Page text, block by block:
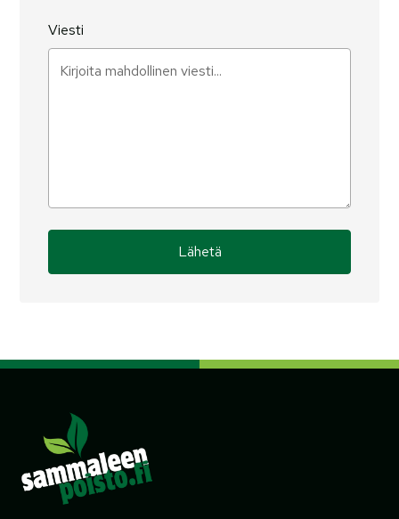
Viesti